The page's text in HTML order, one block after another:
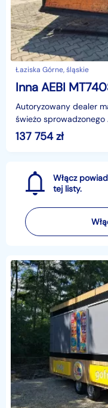
Łaziska Górne, śląskie
Autoryzowany dealer
świeżo sprowadzonego
do prac zimowych
137 754zł
Włącz
tej listy.